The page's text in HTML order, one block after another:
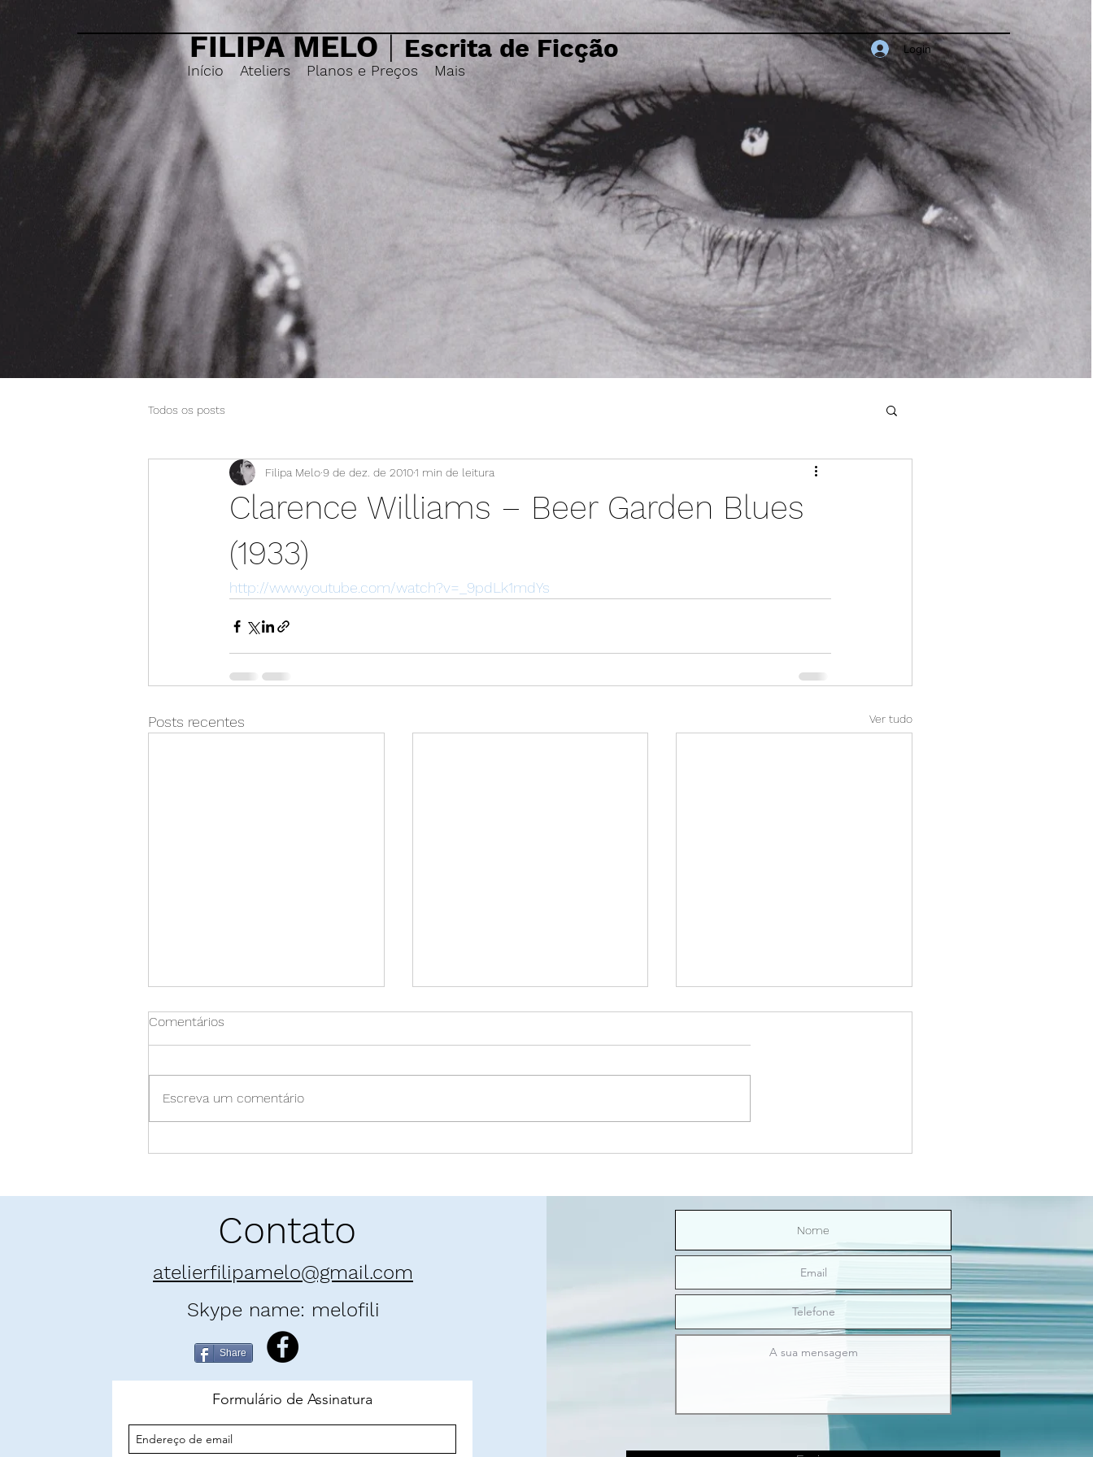
FILIPA MELO | Escrita de Ficção Login
Início Ateliers Planos e Preços Mais
Todos os posts
Clarence Williams – Beer Garden Blues
(1933)
Filipa Melo9 de dez. de 20101 min de leitura
http://www.youtube.com/watch?v=_9pdLk1mdYs
Posts recentes Ver tudo
Comentários
Escreva um comentário
Contato
atelierfilipamelo@gmail.com
Skype name: melofili
Share
Formulário de Assinatura